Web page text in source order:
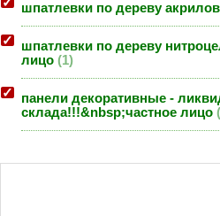
шпатлевки по дереву
шпатлевки по дереву
лицо
1
панели декоративные -
склада!!!&nbsp;частное лицо